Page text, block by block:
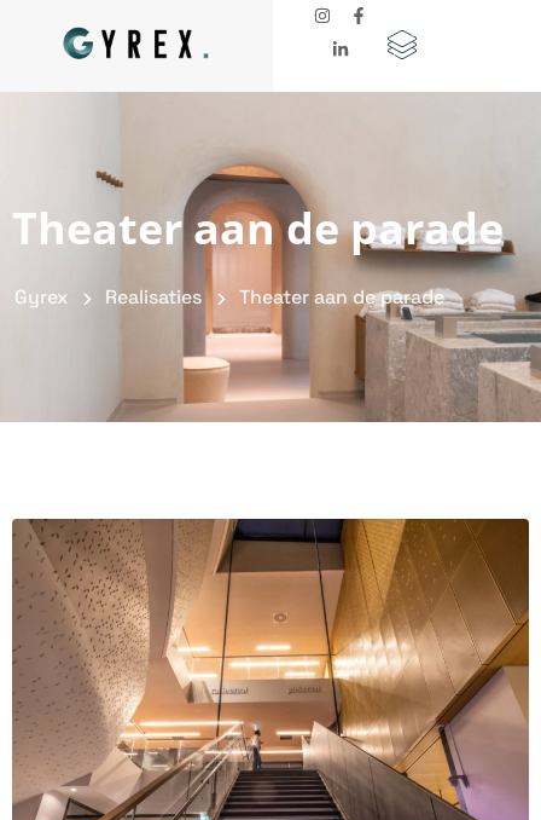
Theater aan de parade
Gyrex Realisaties Theater aan de parade